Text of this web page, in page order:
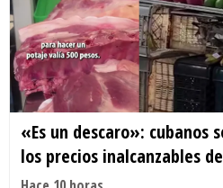
«Es un descaro»: cubanos
los precios inalcanzables